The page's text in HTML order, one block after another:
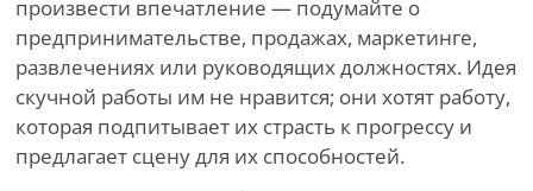
произвести впечатление — подумайте о
предпринимательстве, продажах, маркетинге,
развлечениях или руководящих должностях. Идея
скучной работы им не нравится; они хотят работу,
которая подпитывает их страсть к прогрессу и
предлагает сцену для их способностей.